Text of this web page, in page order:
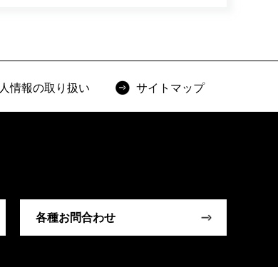
情報の取り扱い サイトマップ
各種お問合わせ